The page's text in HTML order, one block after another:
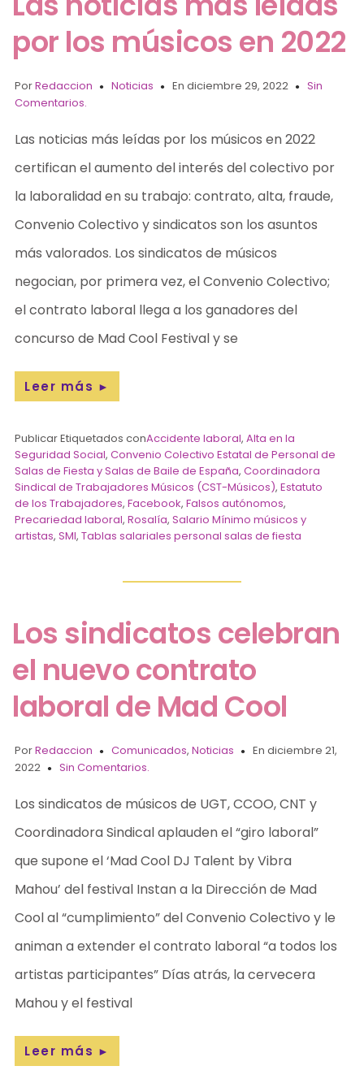
por los músicos en 2022
PorRedaccion Noticias En diciembre 29, 2022
Sin
Comentarios.
Las noticias más leídas por los músicos en 2022
certifican el aumento del interés del colectivo por
la laboralidad en su trabajo: contrato, alta, fraude,
Convenio Colectivo y sindicatos son los asuntos
más valorados. Los sindicatos de músicos
negocian, por primera vez, el Convenio Colectivo;
el contrato laboral llega a los ganadores del
concurso de Mad Cool Festival y se
Leer más ►
Publicar Etiquetados conAccidente laboral,Alta en la
Seguridad Social,Convenio Colectivo Estatal de Personal de
Salas de Fiesta y Salas de Baile de España,Coordinadora
Sindical de Trabajadores Músicos (CST-Músicos),Estatuto
de los Trabajadores,Facebook,Falsos autónomos,
Precariedad laboral,Rosalía,Salario Mínimo músicos y
artistas,SMI,Tablas salariales personal salas de fiesta
Los sindicatos celebran
el nuevo contrato
laboral de Mad Cool
PorRedaccion Comunicados,Noticias
En diciembre 21,
2022
Sin Comentarios.
Los sindicatos de músicos de UGT, CCOO, CNT y
Coordinadora Sindical aplauden el “giro laboral”
que supone el ‘Mad Cool DJ Talent by Vibra
Mahou’ del festival Instan a la Dirección de Mad
Cool al “cumplimiento” del Convenio Colectivo y le
animan a extender el contrato laboral “a todos los
artistas participantes” Días atrás, la cervecera
Mahou y el festival
Leer más ►